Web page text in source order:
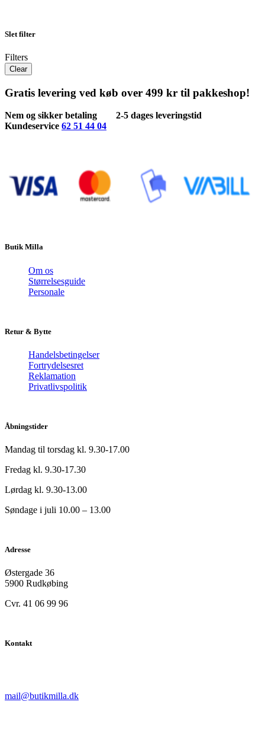
Slet filter
Filters
Clear
Gratis levering ved køb over 499 kr til pakkeshop!
Nem og sikker betaling
2-5 dages leveringstid
Kundeservice 62 51 44 04
Butik Milla
Om os
Størrelsesguide
Personale
Retur & Bytte
Handelsbetingelser
Fortrydelsesret
Reklamation
Privatlivspolitik
Åbningstider
Mandag til torsdag kl. 9.30-17.00
Fredag kl. 9.30-17.30
Lørdag kl. 9.30-13.00
Søndage i juli 10.00 – 13.00
Adresse
Østergade 36
5900 Rudkøbing
Cvr. 41 06 99 96
Kontakt
mail@butikmilla.dk